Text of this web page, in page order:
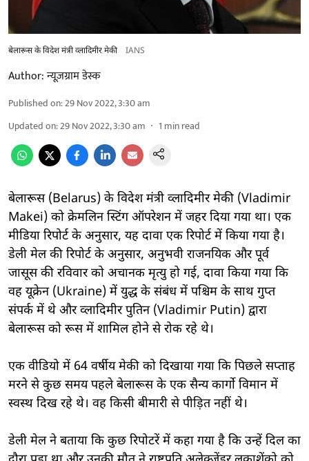
बेलारूस के विदेश मंत्री व्लादिमीर मेकी IANS
Author:न्यूज़ग्राम डेस्क
Published on:29 Nov 2022, 3:30 am
Updated on:29 Nov 2022, 3:30 am 1 min read
बेलारूस (Belarus) के विदेश मंत्री व्लादिमीर मेकी (Vladimir
Makei) को क्रेमलिन स्टिंग ऑपरेशन में जहर दिया गया था। एक
मीडिया रिपोर्ट के अनुसार, यह दावा एक रिपोर्ट में किया गया है।
डेली मेल की रिपोर्ट के अनुसार, अनुभवी राजनयिक और पूर्व
जासूस की रविवार को अचानक मृत्यु हो गई, दावा किया गया कि
वह यूक्रेन (Ukraine) में युद्ध के संबंध में पश्चिम के साथ गुप्त
संपर्क में थे और व्लादिमीर पुतिन (Vladimir Putin) द्वारा
बेलारूस को रूस में शामिल होने से रोक रहे थे।
एक वीडियो में 64 वर्षीय मेकी को दिखाया गया कि पिछले सप्ताह
मरने से कुछ समय पहले बेलारूस के एक सैन्य कार्गो विमान में
स्वस्थ दिख रहे थे। वह किसी बीमारी से पीड़ित नहीं थे।
डेली मेल ने बताया कि कुछ रिपोटरें में कहा गया है कि उन्हें दिल का